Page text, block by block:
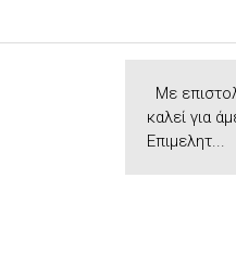
Με
καλεί για
Επιμελητ...